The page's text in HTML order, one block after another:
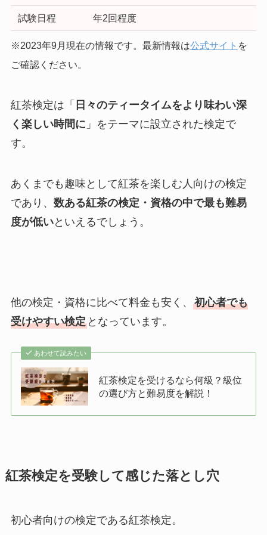
試験日程 年2回程度
※2023年9月現在の情報です。最新情報は公式サイト を
ご確認ください。
紅茶検定は「 日々のティータイムをより味わい深
く楽しい時間に 」をテーマに設立された検定で
す。
あくまでも趣味として紅茶を楽しむ人向けの検定
であり、 数ある紅茶の検定・資格の中で最も難易
度が低いといえるでしょう。
他の検定・資格に比べて料金も安く、 初心者でも
受けやすい検定となっています。
あわせて読みたい
紅茶検定を受けるなら何級？級位
の選び方と難易度を解説！
紅茶検定を受験して感じた落とし穴
初心者向けの検定である紅茶検定。